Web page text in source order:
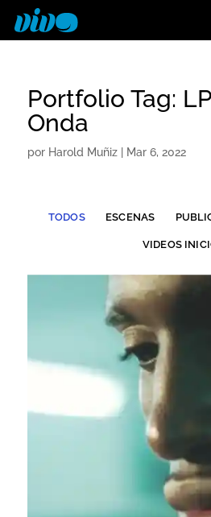
Portfolio Tag:
Onda
por Harold Muñiz| Mar 6, 2022
TODOS ESCENAS
VIDEOS